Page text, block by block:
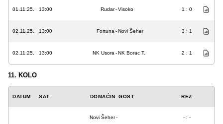
01.11.25. 13:00 Rudar-Visoko 1 : 0
02.11.25. 13:00 Fortuna -Novi Šeher 3 : 1
02.11.25. 13:00 NK Usora -NK Borac T. 2 : 1
11. KOLO
DATUM SAT DOMAĆIN GOST REZ
Novi Šeher- - : -